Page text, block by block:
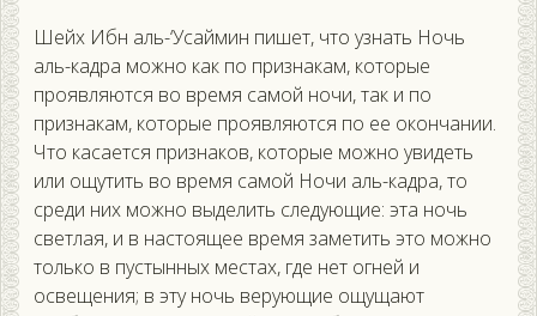
Шейх Ибн аль-‘Усаймин пишет, что узнать Ночь
аль-кадра можно как по признакам, которые
проявляются во время самой ночи, так и по
признакам, которые проявляются по ее окончании.
Что касается признаков, которые можно увидеть
или ощутить во время самой Ночи аль-кадра, то
среди них можно выделить следующие: эта ночь
светлая, и в настоящее время заметить это можно
только в пустынных местах, где нет огней и
освещения; в эту ночь верующие ощущают